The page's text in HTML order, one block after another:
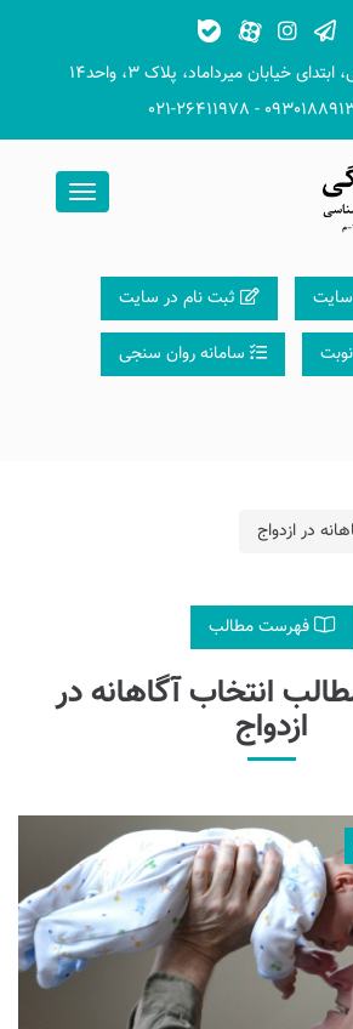
خیابان میرداماد، پلاک ۳، واحد۱۴
021-26411978 -
سایت ثبت نام در سایت
سامانه روان سنجی
در ازدواج
فهرست مطالب
انتخاب آگاهانه در
ازدواج